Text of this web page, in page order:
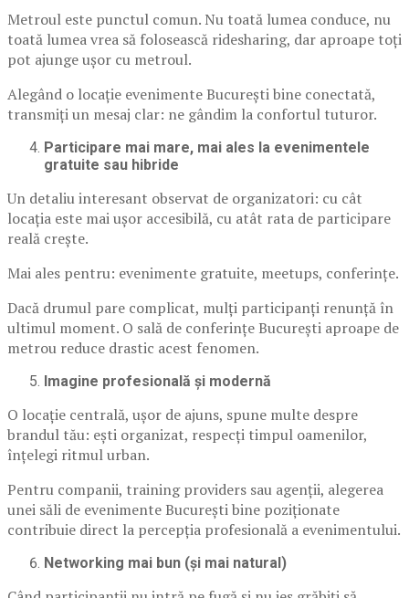
Metroul este punctul comun. Nu toată lumea conduce, nu
toată lumea vrea să folosească ridesharing, dar aproape toți
pot ajunge ușor cu metroul.
Alegând o locație evenimente București bine conectată,
transmiți un mesaj clar: ne gândim la confortul tuturor.
Participare mai mare, mai ales la evenimentele
gratuite sau hibride
Un detaliu interesant observat de organizatori: cu cât
locația este mai ușor accesibilă, cu atât rata de participare
reală crește.
Mai ales pentru: evenimente gratuite, meetups, conferințe.
Dacă drumul pare complicat, mulți participanți renunță în
ultimul moment. O sală de conferințe București aproape de
metrou reduce drastic acest fenomen.
Imagine profesională și modernă
O locație centrală, ușor de ajuns, spune multe despre
brandul tău: ești organizat, respecți timpul oamenilor,
înțelegi ritmul urban.
Pentru companii, training providers sau agenții, alegerea
unei săli de evenimente București bine poziționate
contribuie direct la percepția profesională a evenimentului.
Networking mai bun (și mai natural)